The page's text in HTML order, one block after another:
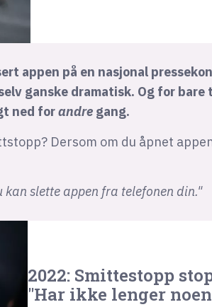
appen på en nasjonal
ganske dramatisk. Og for bare
ned forandre gang.
Dersom om du åpnet
kan slette appen fra telefonen din."
2022: Smittestopp
"Har ikke lenger